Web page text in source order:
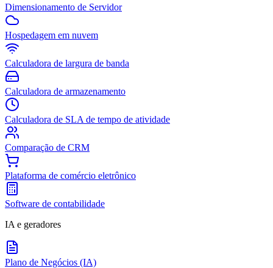
Dimensionamento de Servidor
Hospedagem em nuvem
Calculadora de largura de banda
Calculadora de armazenamento
Calculadora de SLA de tempo de atividade
Comparação de CRM
Plataforma de comércio eletrônico
Software de contabilidade
IA e geradores
Plano de Negócios (IA)